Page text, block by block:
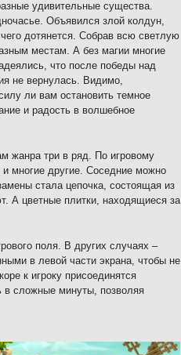
удивительные существа.
Объявился злой колдун,
дотянется. Собрав всю светлую
местам. А без магии многие
что после победы над
не вернулась. Видимо,
ли вам остановить темное
и радость в волшебное
жанра три в ряд. По игровому
многие другие. Соседние можно
стала цепочка, состоящая из
А цветные плитки, находящиеся за
поля. В других случаях –
в левой части экрана, чтобы не
к игроку присоединятся
в сложные минуты, позволяя